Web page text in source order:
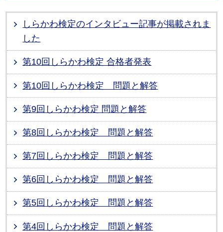
しらかわ検定のインタビュー記事が掲載されま
した
第10回しらかわ検定 合格者発表
第10回しらかわ検定 問題と解答
第9回しらかわ検定 問題と解答
第8回しらかわ検定 問題と解答
第7回しらかわ検定 問題と解答
第6回しらかわ検定 問題と解答
第5回しらかわ検定 問題と解答
第4回しらかわ検定 問題と解答